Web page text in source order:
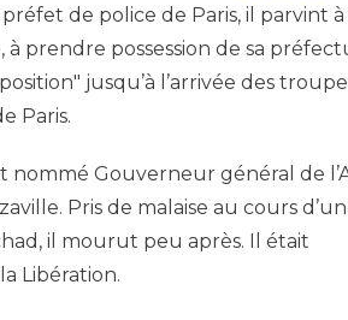
de police de Paris, il parvint à
à prendre possession de sa
jusqu’à l’arrivée des
Paris.
nommé Gouverneur général de
Pris de malaise au cours
il mourut peu après. Il était
Libération.